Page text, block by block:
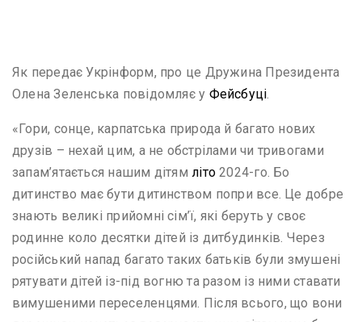
Як передає Укрінформ, про це Дружина Президента
Олена Зеленська повідомляє у Фейсбуці
«Гори, сонце, карпатська природа й багато нових
друзів – нехай цим, а не обстрілами чи тривогами
запам’ятається нашим дітям літо2024-го. Бо
дитинство має бути дитинством попри все. Це добре
знають великі прийомні сім’ї, які беруть у своє
родинне коло десятки дітей із дитбудинків. Через
російський напад багато таких батьків були змушені
рятувати дітей із-під вогню та разом із ними ставати
вимушеними переселенцями. Після всього, що вони